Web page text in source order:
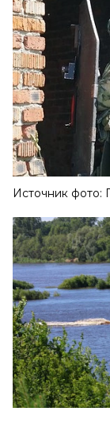
Источник фото: